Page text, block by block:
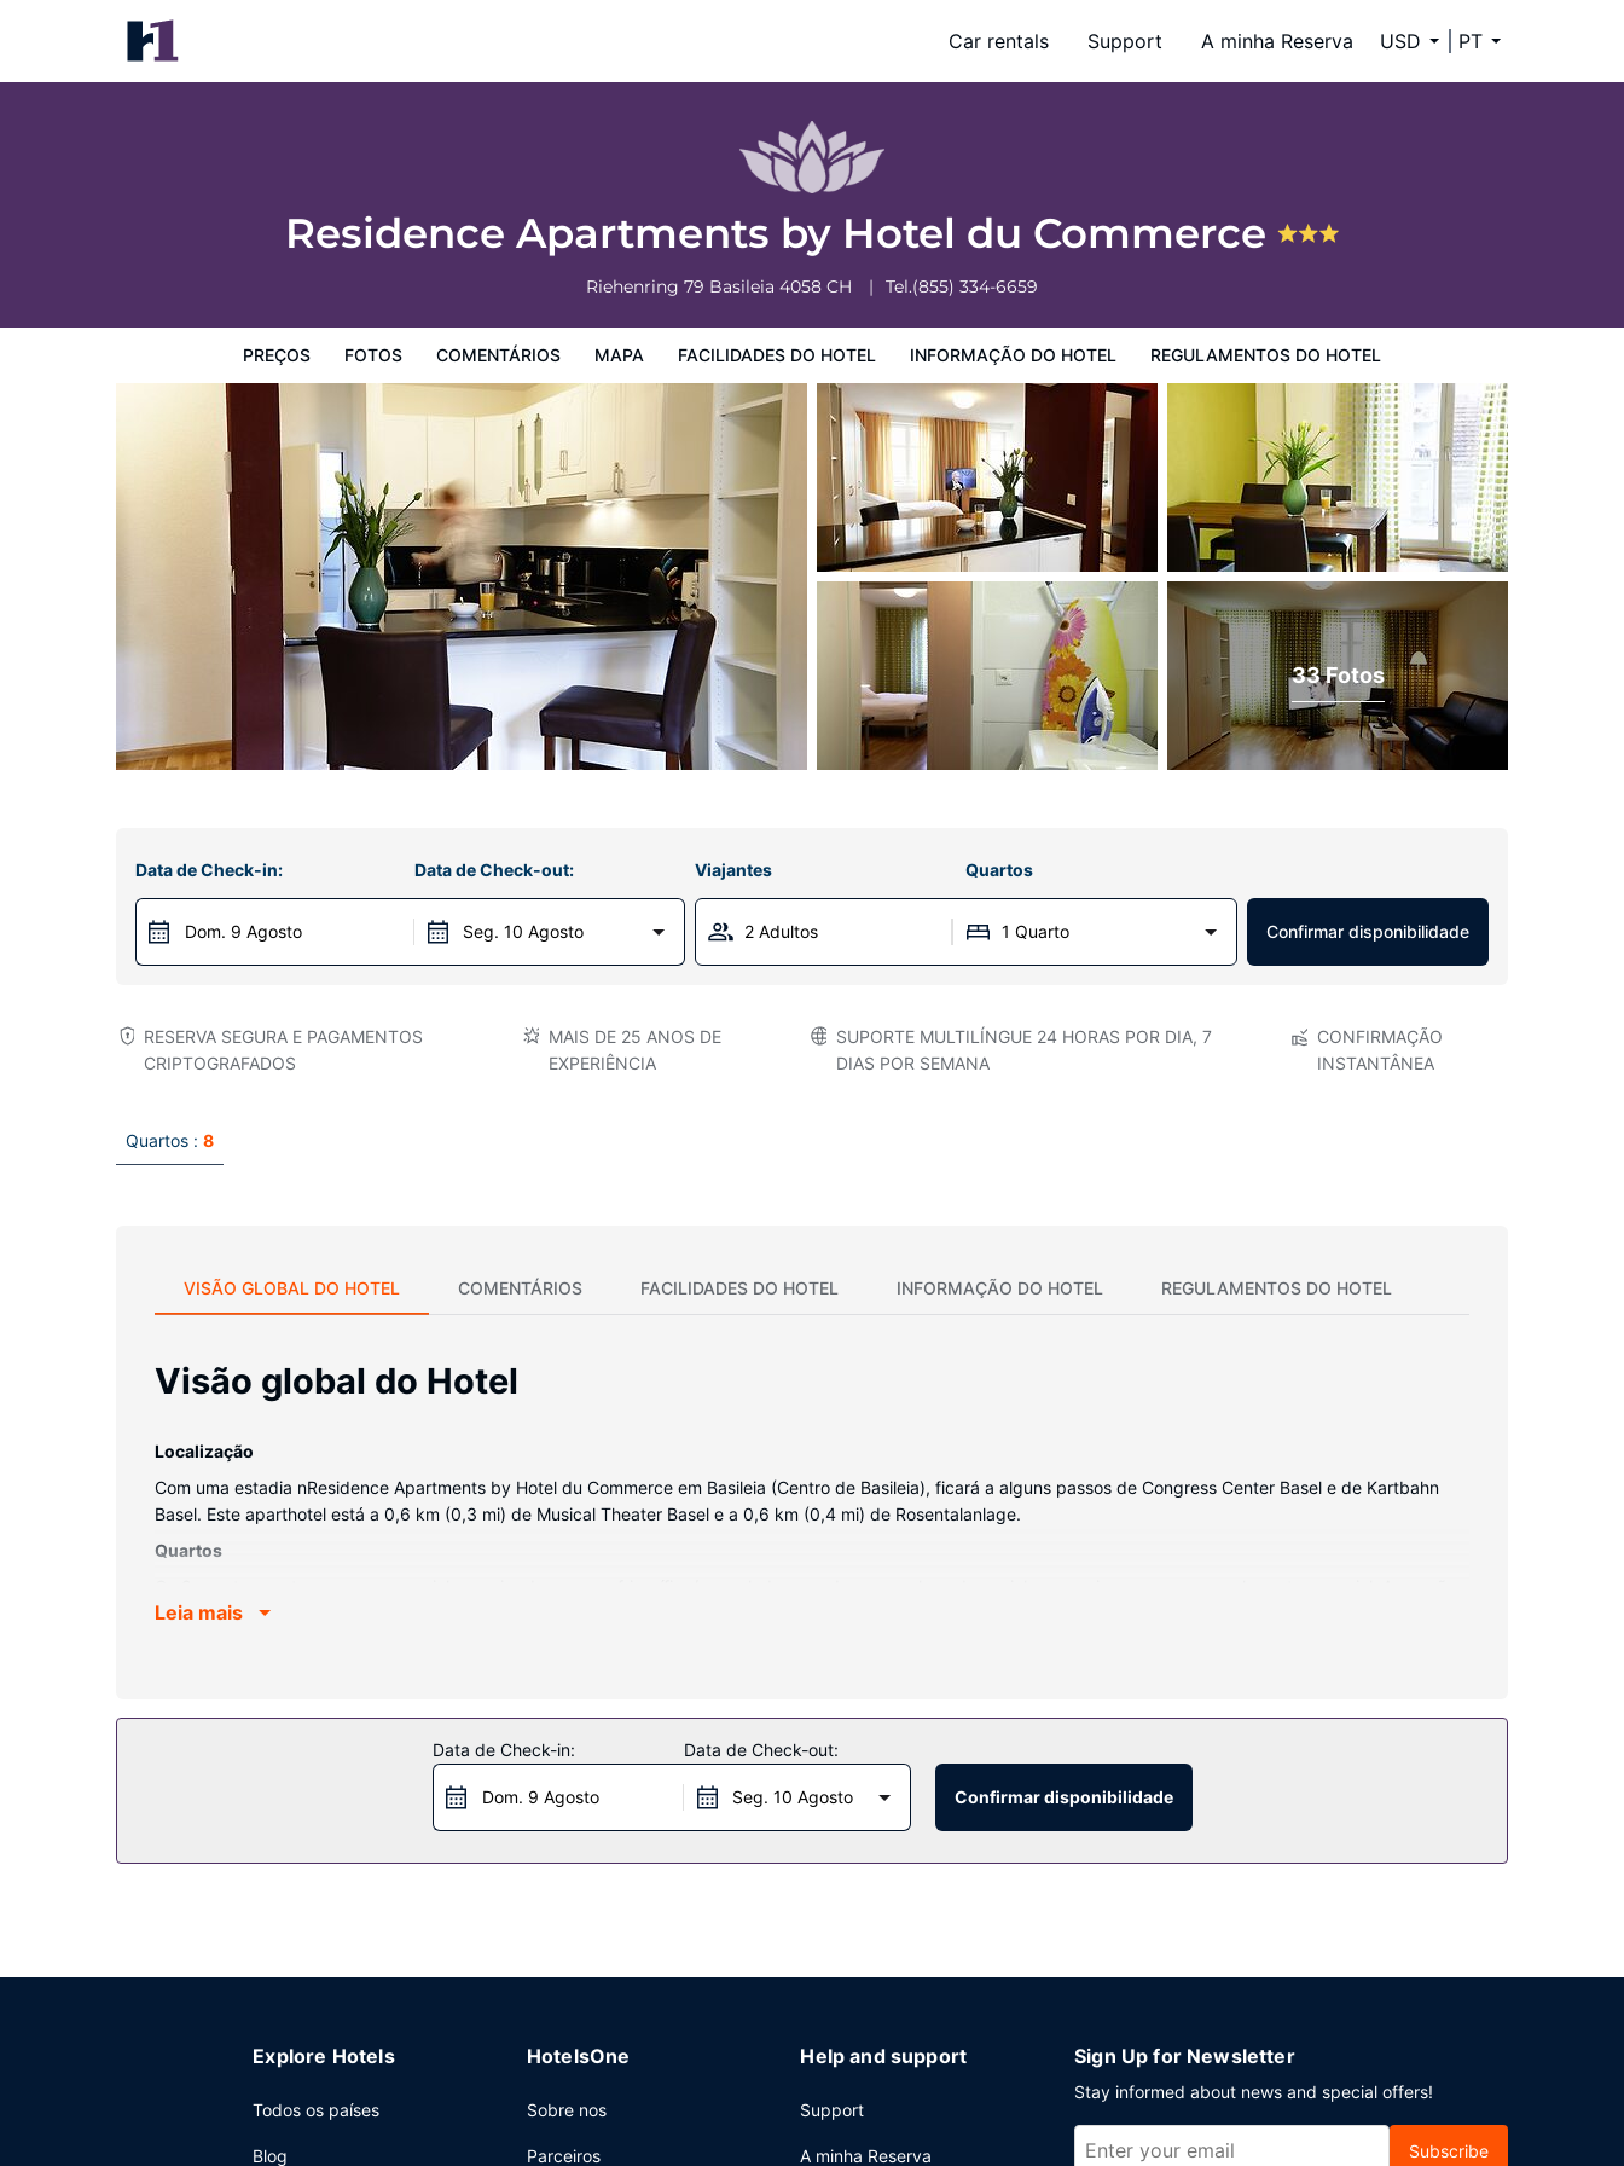
Car rentals Support A minha Reserva USD PT
Residence Apartments by Hotel du Commerce
Riehenring 79 Basileia 4058 CH Tel.(855) 334-6659
PREÇOS FOTOS COMENTÁRIOS MAPA FACILIDADES DO HOTEL INFORMAÇÃO DO HOTEL REGULAMENTOS DO HOTEL
Residence Apartments by Hotel du Commerce
Preços Regulamentos do Hotel
33 Fotos
Data de Check-in:
Dom. 9 Agosto
Data de Check-out:
Seg. 10 Agosto
Viajantes Quartos
2 Adultos 1 Quarto Confirmar disponibilidade
RESERVA SEGURA E PAGAMENTOS
CRIPTOGRAFADOS
MAIS DE 25 ANOS DE
EXPERIÊNCIA
SUPORTE MULTILÍNGUE 24 HORAS POR DIA, 7
DIAS POR SEMANA
CONFIRMAÇÃO
INSTANTÂNEA
Quartos : 8
VISÃO GLOBAL DO HOTEL COMENTÁRIOS FACILIDADES DO HOTEL INFORMAÇÃO DO HOTEL REGULAMENTOS DO HOTEL
Visão global do Hotel
Localização
Com uma estadia nResidence Apartments by Hotel du Commerce em Basileia (Centro de Basileia), ficará a alguns passos de Congress Center Basel e de Kartbahn
Basel. Este aparthotel está a 0,6 km (0,3 mi) de Musical Theater Basel e a 0,6 km (0,4 mi) de Rosentalanlage.
Quartos
de entretenimento incluem televisor de ecrã plano e internet sem fios. As comodidades incluem ainda secretárias e áreas de estar separadas. A limpeza dos quartos é
Peça o seu cocktail favorito no bar/lounge.
Leia mais
Data de Check-in:
Dom. 9 Agosto
Data de Check-out:
Seg. 10 Agosto Confirmar disponibilidade
Explore Hotels
Todos os países
Blog
HotelsOne
Sobre nos
Parceiros
Help and support
Support
A minha Reserva
Sign Up for Newsletter
Stay informed about news and special offers!
Subscribe